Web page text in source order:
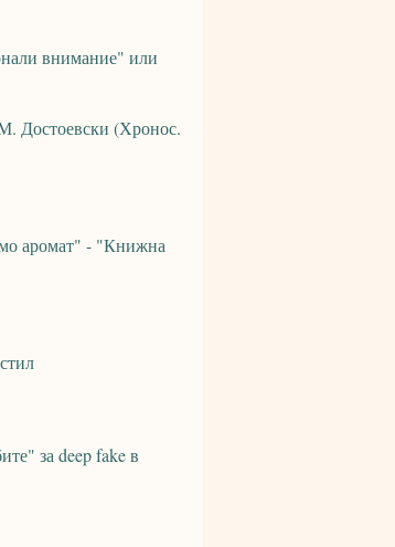
внимание" или
(Хронос.
аромат" - "Книжна
за deep fake в